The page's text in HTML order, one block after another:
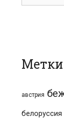
для:
Метки
австрия
белоруссия